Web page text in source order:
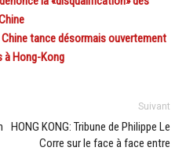
Chine tance désormais ouvertement
à Hong-Kong
Suivant
HONG KONG: Tribune de Philippe Le
Corre sur le face à face entre